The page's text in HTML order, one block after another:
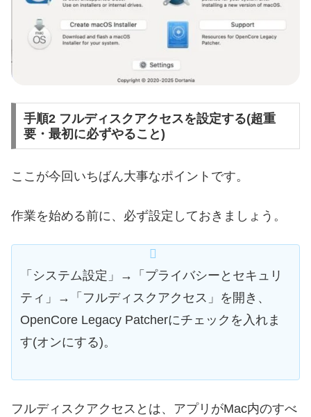
手順2 フルディスクアクセスを設定する(超重
要・最初に必ずやること)
ここが今回いちばん大事なポイントです。
作業を始める前に、必ず設定しておきましょう。
「システム設定」→「プライバシーとセキュリ
ティ」→「フルディスクアクセス」を開き、
OpenCore Legacy Patcherにチェックを入れま
す(オンにする)。
フルディスクアクセスとは、アプリがMac内のすべ